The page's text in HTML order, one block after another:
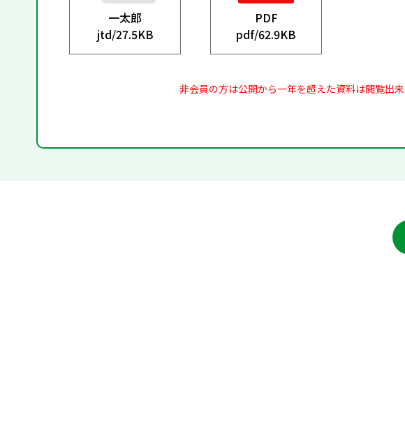
一太郎
jtd/27.5KB
PDF
pdf/62.9KB
非会員の方は公開から一年を超えた資料は閲覧出来